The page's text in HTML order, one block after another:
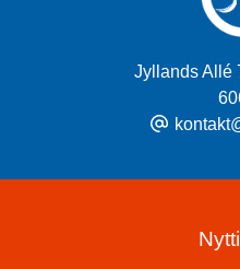
Jyllands Allé